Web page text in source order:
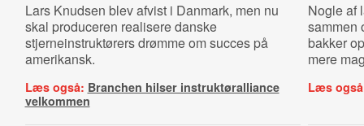
Lars Knudsen blev afvist i Danmark, men nu
skal produceren realisere danske
stjerneinstruktørers drømme om succes på
amerikansk.
Læs også: Branchen hilser instruktøralliance
velkommen
Nogle af
sammen
bakker
mere
Læs